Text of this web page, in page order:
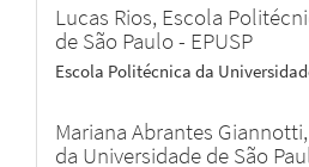
Lucas Rios, Escola
de São Paulo - EPUSP
Escola Politécnica da
Mariana Abrantes Giannotti,
da Universidade de São